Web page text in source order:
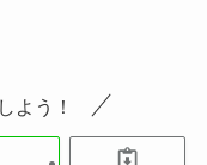
よう！